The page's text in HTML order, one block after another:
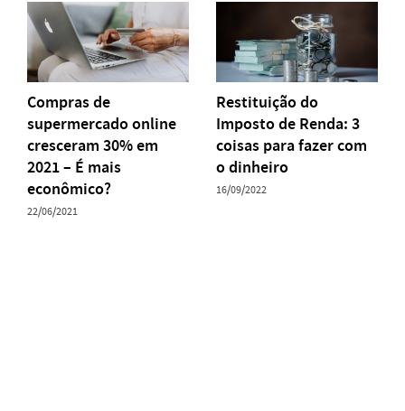
Compras de
supermercado online
cresceram 30% em
2021 – É mais
econômico?
22/06/2021
Restituição do
Imposto de Renda: 3
coisas para fazer com
o dinheiro
16/09/2022